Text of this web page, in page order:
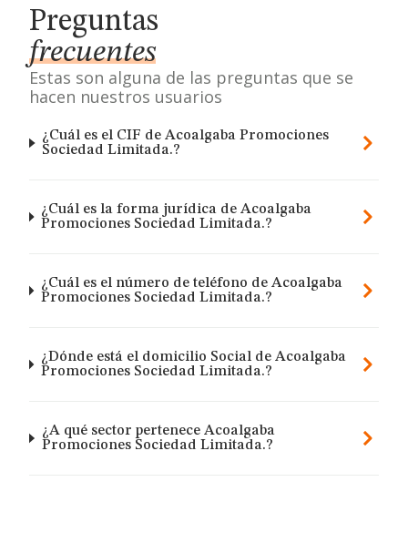
Preguntas
frecuentes
Estas son alguna de las preguntas que se
hacen nuestros usuarios
¿Cuál es el CIF de Acoalgaba Promociones
Sociedad Limitada.?
¿Cuál es la forma jurídica de Acoalgaba
Promociones Sociedad Limitada.?
¿Cuál es el número de teléfono de Acoalgaba
Promociones Sociedad Limitada.?
¿Dónde está el domicilio Social de Acoalgaba
Promociones Sociedad Limitada.?
¿A qué sector pertenece Acoalgaba
Promociones Sociedad Limitada.?